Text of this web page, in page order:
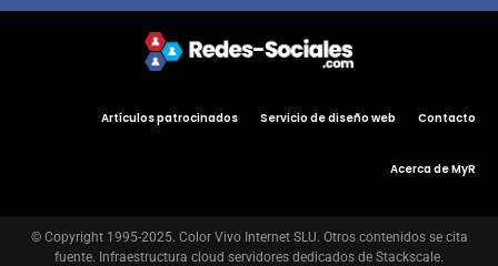
Artículos patrocinados Servicio de diseño web Contacto
Acerca de MyR
© Copyright 1995-2025. Color Vivo Internet SLU. Otros contenidos se cita
fuente. Infraestructura cloud servidores dedicados de Stackscale.